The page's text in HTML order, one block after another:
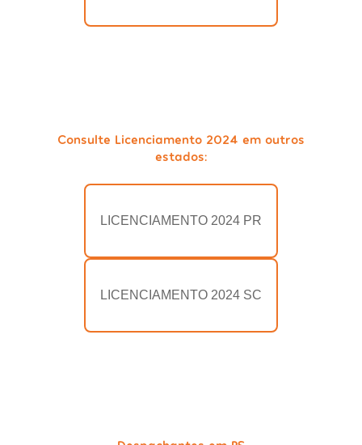
Consulte Licenciamento 2024 em outros
estados:
LICENCIAMENTO 2024 PR
LICENCIAMENTO 2024 SC